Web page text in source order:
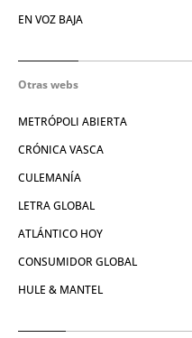
EN VOZ BAJA
Otras webs
METRÓPOLI ABIERTA
CRÓNICA VASCA
CULEMANÍA
LETRA GLOBAL
ATLÁNTICO HOY
CONSUMIDOR GLOBAL
HULE & MANTEL